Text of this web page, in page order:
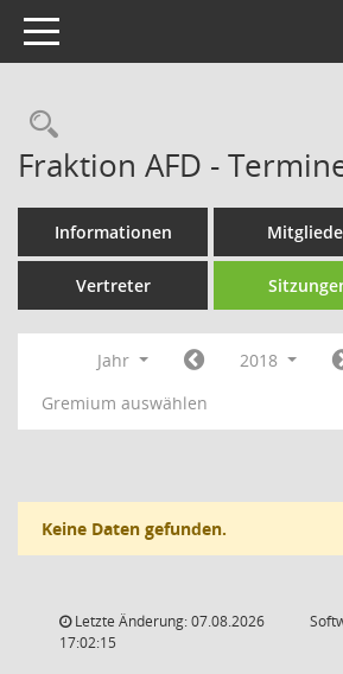
Toggle navigation
Rechercheauswahl
Fraktion AFD -
Informationen
Vertreter
Jahr
2018
Gremium auswählen
Keine Daten gefunden.
Letzte Änderung: 07.08.2026
17:02:15